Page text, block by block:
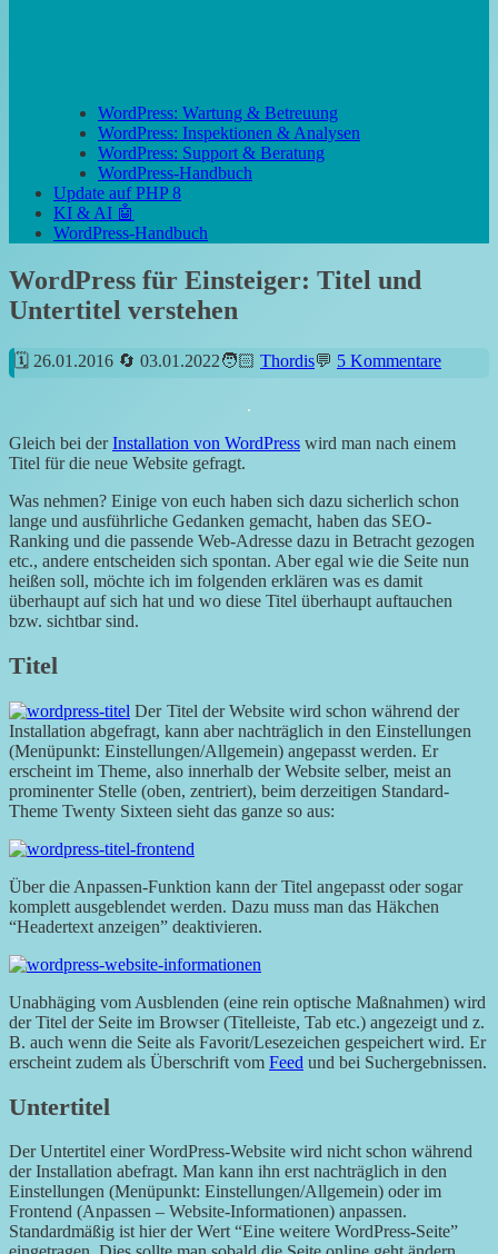
WordPress: Wartung & Betreuung
WordPress: Inspektionen & Analysen
WordPress: Support & Beratung
WordPress-Handbuch
Update auf PHP 8
KI & AI 🤖
WordPress-Handbuch
WordPress für Einsteiger: Titel und
Untertitel verstehen
26.01.2016 03.01.2022 Thordis 5 Kommentare
Gleich bei derInstallation von WordPress wird man nach einem
Titel für die neue Website gefragt.
Was nehmen? Einige von euch haben sich dazu sicherlich schon
lange und ausführliche Gedanken gemacht, haben das SEO-
Ranking und die passende Web-Adresse dazu in Betracht gezogen
etc., andere entscheiden sich spontan. Aber egal wie die Seite nun
heißen soll, möchte ich im folgenden erklären was es damit
überhaupt auf sich hat und wo diese Titel überhaupt auftauchen
bzw. sichtbar sind.
Titel
Der Titel der Website wird schon während der
Installation abgefragt, kann aber nachträglich in den Einstellungen
(Menüpunkt: Einstellungen/Allgemein) angepasst werden. Er
erscheint im Theme, also innerhalb der Website selber, meist an
prominenter Stelle (oben, zentriert), beim derzeitigen Standard-
Theme Twenty Sixteen sieht das ganze so aus:
Über die Anpassen-Funktion kann der Titel angepasst oder sogar
komplett ausgeblendet werden. Dazu muss man das Häkchen
“Headertext anzeigen” deaktivieren.
Unabhäging vom Ausblenden (eine rein optische Maßnahmen) wird
der Titel der Seite im Browser (Titelleiste, Tab etc.) angezeigt und z.
B. auch wenn die Seite als Favorit/Lesezeichen gespeichert wird. Er
erscheint zudem als Überschrift vom Feed und bei Suchergebnissen.
Untertitel
Der Untertitel einer WordPress-Website wird nicht schon während
der Installation abefragt. Man kann ihn erst nachträglich in den
Einstellungen (Menüpunkt: Einstellungen/Allgemein) oder im
Frontend (Anpassen – Website-Informationen) anpassen.
Standardmäßig ist hier der Wert “Eine weitere WordPress-Seite”